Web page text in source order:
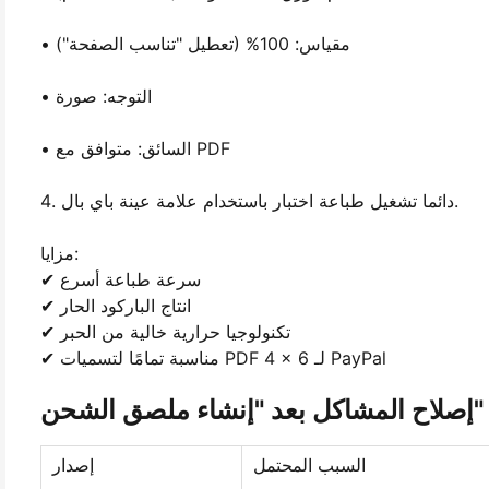
• مقياس: 100% (تعطيل "تناسب الصفحة")
• التوجه: صورة
• السائق: متوافق مع PDF
4. دائما تشغيل طباعة اختبار باستخدام علامة عينة باي بال.
مزايا:
✔ سرعة طباعة أسرع
✔ انتاج الباركود الحار
✔ تكنولوجيا حرارية خالية من الحبر
✔ مناسبة تمامًا لتسميات PDF 4 × 6 لـ PayPal
إصلاح المشاكل بعد "إنشاء ملصق الشحن"
إصدار السبب المحتمل